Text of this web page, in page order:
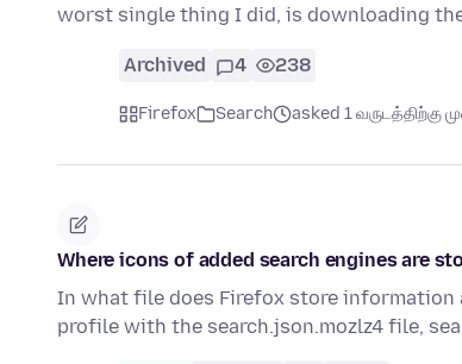
worst single thing I did, is downloading
Archived 4 238
Firefox Search asked 1 வருடத்திற்கு
Where icons of added search engines are
In what file does Firefox store information
profile with the search.json.mozlz4 file,